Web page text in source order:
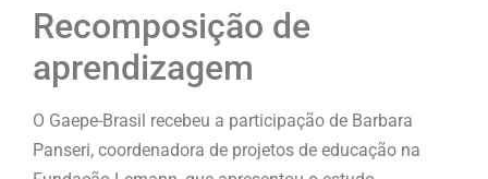
Recomposição de
aprendizagem
O Gaepe-Brasil recebeu a participação de Barbara
Panseri, coordenadora de projetos de educação na